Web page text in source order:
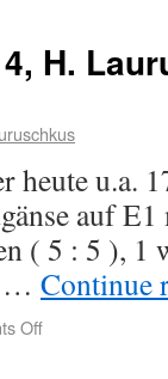
H.
u.a.
auf
( 5 : 5 ), 1
… Continue
Off